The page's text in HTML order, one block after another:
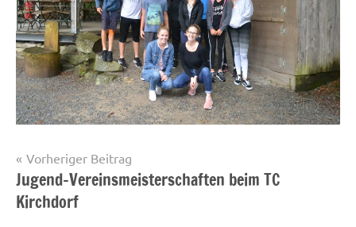
Startseite
Beitragsnavigation
Vorheriger Beitrag
Jugend-Vereinsmeisterschaften beim TC
Kirchdorf